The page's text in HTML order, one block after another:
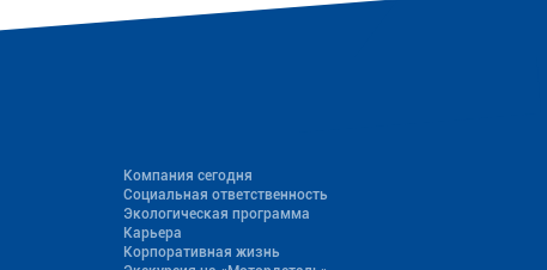
Компания сегодня
Социальная ответственность
Экологическая программа
Карьера
Корпоративная жизнь